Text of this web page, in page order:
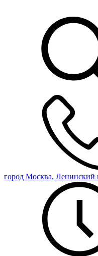
город Москва, Ленинский